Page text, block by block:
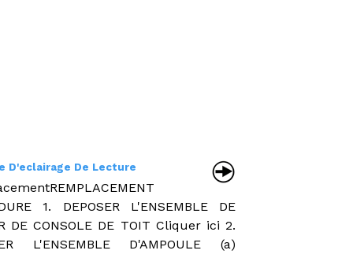
D'eclairage De Lecture
1. DEPOSER L'ENSEMBLE DE
DE CONSOLE DE TOIT Cliquer ici 2.
L'ENSEMBLE D'AMPOULE (a)